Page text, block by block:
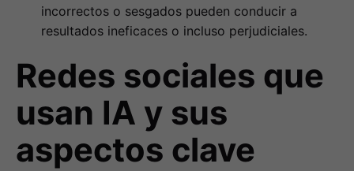
incorrectos o sesgados pueden conducir a
resultados ineficaces o incluso perjudiciales.
Redes sociales que
usan IA y sus
aspectos clave